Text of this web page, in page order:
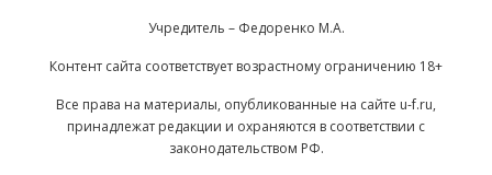
Учредитель – Федоренко М.А.
Контент сайта соответствует возрастному ограничению 18+
Все права на материалы, опубликованные на сайте u-f.ru,
принадлежат редакции и охраняются в соответствии с
законодательством РФ.